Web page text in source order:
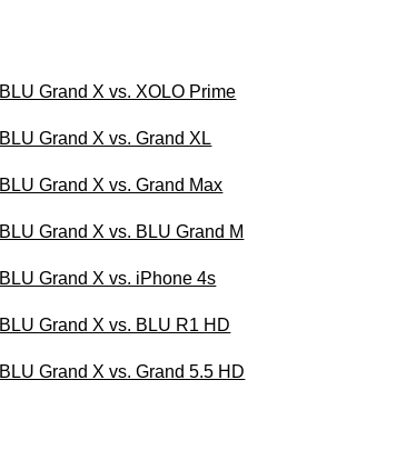
BLU Grand X vs. XOLO Prime
BLU Grand X vs. Grand XL
BLU Grand X vs. Grand Max
BLU Grand X vs. BLU Grand M
BLU Grand X vs. iPhone 4s
BLU Grand X vs. BLU R1 HD
BLU Grand X vs. Grand 5.5 HD